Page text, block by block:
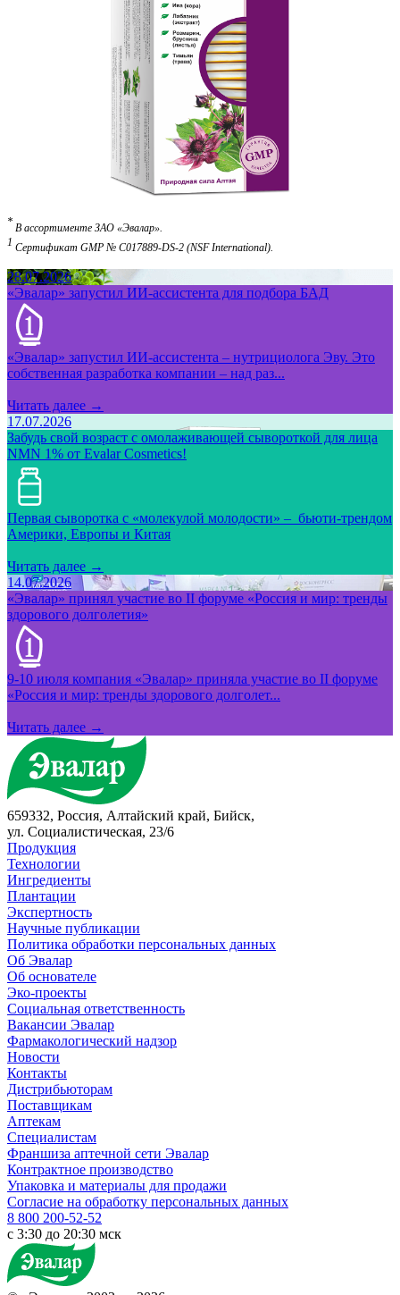
* В ассортименте ЗАО «Эвалар».
1 Сертификат GMP № С017889-DS-2 (NSF International).
28.07.2026
«Эвалар» запустил ИИ-ассистента для подбора БАД
«Эвалар» запустил ИИ-ассистента – нутрициолога Эву. Это
собственная разработка компании – над раз...
Читать далее →
17.07.2026
Забудь свой возраст с омолаживающей сывороткой для лица
NMN 1% от Evalar Cosmetics!
Первая сыворотка с «молекулой молодости» – бьюти-трендом
Америки, Европы и Китая
Читать далее →
14.07.2026
«Эвалар» принял участие во II форуме «Россия и мир: тренды
здорового долголетия»
9-10 июля компания «Эвалар» приняла участие во II форуме
«Россия и мир: тренды здорового долголет...
Читать далее →
659332, Россия, Алтайский край, Бийск,
ул. Социалистическая, 23/6
Продукция
Технологии
Ингредиенты
Плантации
Экспертность
Научные публикации
Политика обработки персональных данных
Об Эвалар
Об основателе
Эко-проекты
Социальная ответственность
Вакансии Эвалар
Фармакологический надзор
Новости
Контакты
Дистрибьюторам
Поставщикам
Аптекам
Специалистам
Франшиза аптечной сети Эвалар
Контрактное производство
Упаковка и материалы для продажи
Согласие на обработку персональных данных
8 800 200-52-52
c 3:30 до 20:30 мск